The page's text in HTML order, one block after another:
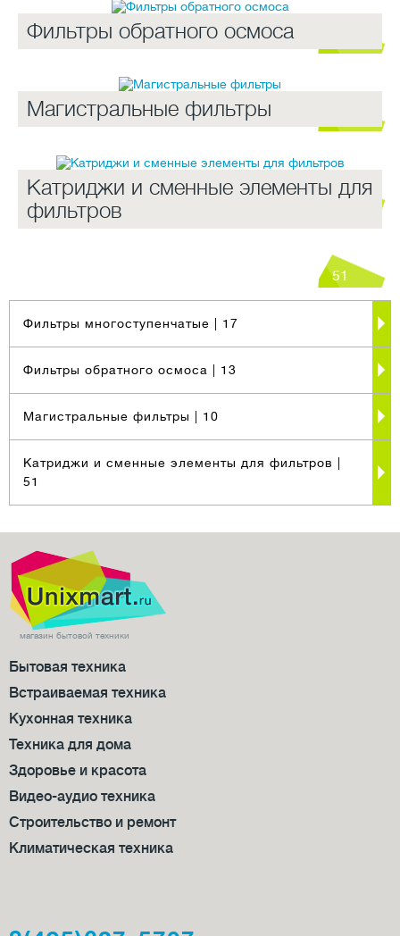
Фильтры обратного осмоса
10
Магистральные фильтры
51
Катриджи и сменные элементы для
фильтров
Фильтры многоступенчатые | 17
Фильтры обратного осмоса | 13
Магистральные фильтры | 10
Катриджи и сменные элементы для фильтров |
51
магазин бытовой техники
Бытовая техника
Встраиваемая техника
Кухонная техника
Техника для дома
Здоровье и красота
Видео-аудио техника
Строительство и ремонт
Климатическая техника